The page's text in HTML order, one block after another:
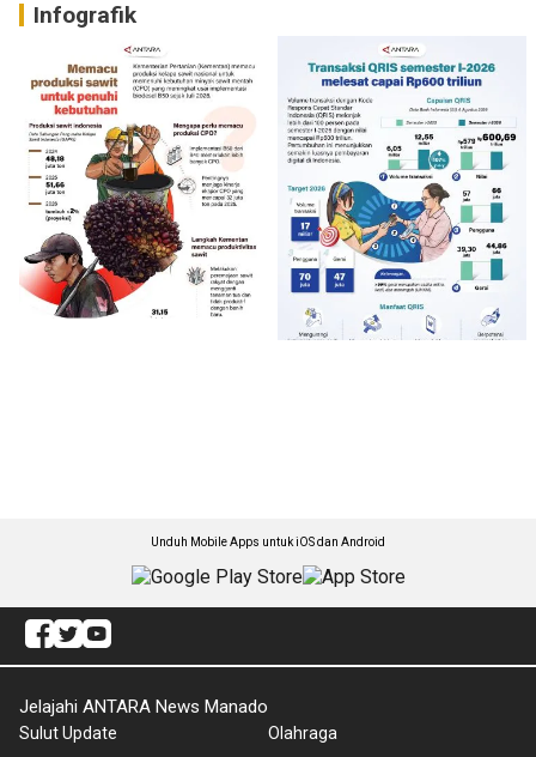
Infografik
Unduh Mobile Apps untuk iOS dan Android
Jelajahi ANTARA News Manado
Sulut Update
Olahraga